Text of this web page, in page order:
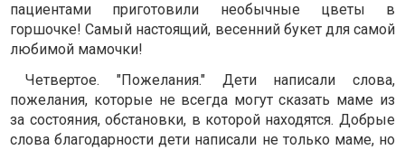
пациентами приготовили необычные цветы в
горшочке! Самый настоящий, весенний букет для самой
любимой мамочки!
Четвертое. "Пожелания." Дети написали слова,
пожелания, которые не всегда могут сказать маме из
за состояния, обстановки, в которой находятся. Добрые
слова благодарности дети написали не только маме, но